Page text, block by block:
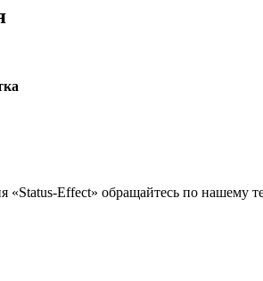
«Status-Effect» обращайтесь по